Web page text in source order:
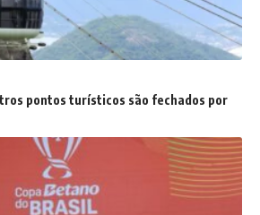
pontos turísticos são fechados por